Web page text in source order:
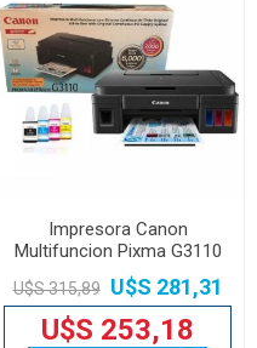
Impresora Canon
Multifuncion Pixma G3110
Wifi
U$S 315,89 U$S 281,31
U$S 253,18